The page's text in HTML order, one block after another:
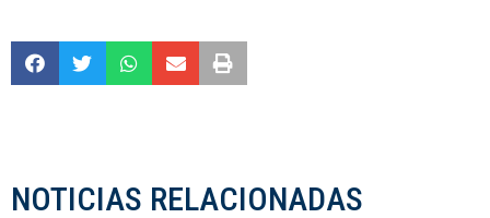
NOTICIAS RELACIONADAS